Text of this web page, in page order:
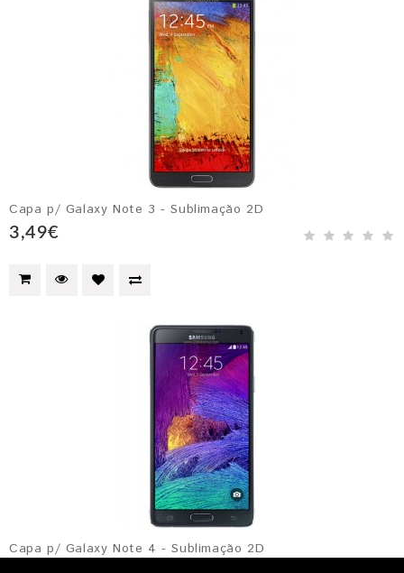
Capa p/ Galaxy Note 3 - Sublimação 2D
3,49€
Capa p/ Galaxy Note 4 - Sublimação 2D